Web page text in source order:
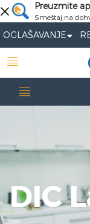
Preuzmite
Smeštaj na
OGLAŠAVANJE
DIC